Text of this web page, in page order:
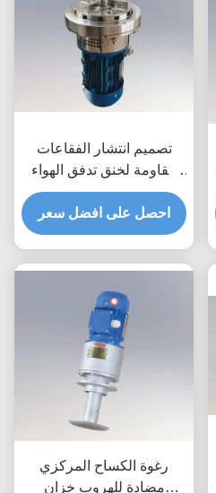
تصميم انتشار الفقاعات
مقاومة لخنق تدفق الهواء
قابل للتعديل كفاءة عالية
الهواة المثبتة في القاع
معالجة مياه الصرف الصحي
المائية الأكسجين
احصل على افضل سعر
رغوة الكساح المركزي
مضادة للهروب خزان